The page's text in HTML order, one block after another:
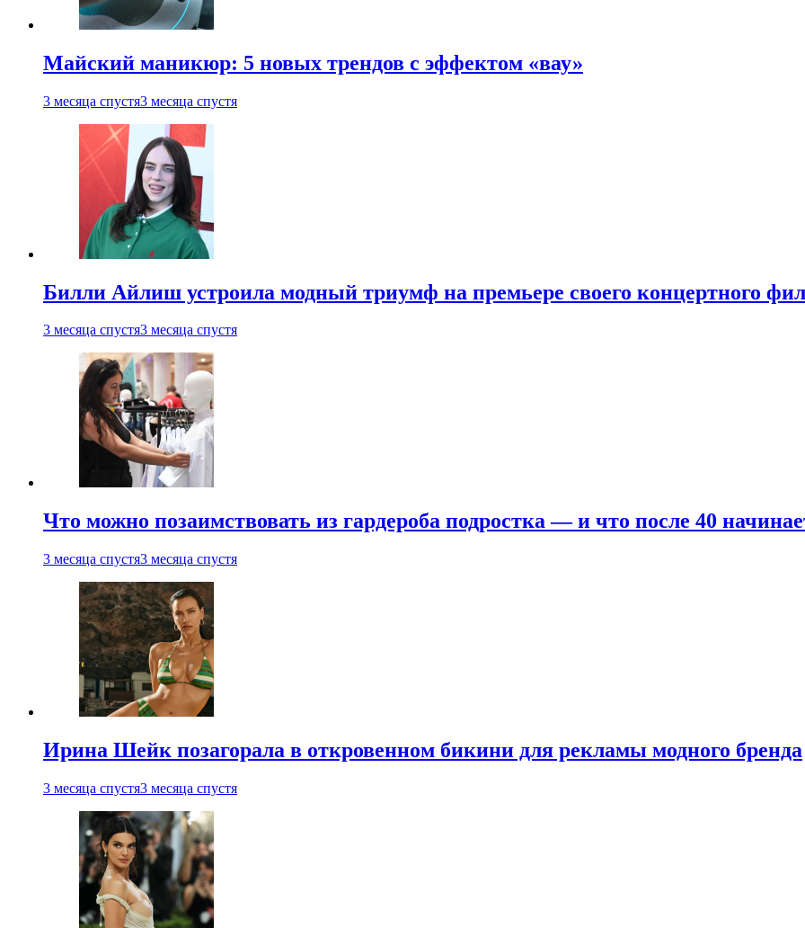
Майский маникюр: 5 новых трендов с эффектом «вау»
3 месяца спустя3 месяца спустя
Билли Айлиш устроила модный триумф на премьере своего концертного
3 месяца спустя3 месяца спустя
Что можно позаимствовать из гардероба подростка — и что после 40
3 месяца спустя3 месяца спустя
Ирина Шейк позагорала в откровенном бикини для рекламы модного бренда
3 месяца спустя3 месяца спустя